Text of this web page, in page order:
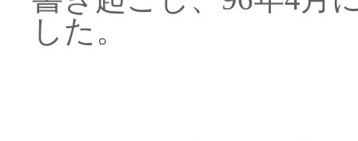
した。